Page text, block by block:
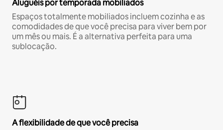
Aluguéis por temporada mobiliados
Espaços totalmente mobiliados incluem cozinha e as
comodidades de que você precisa para viver bem por
um mês ou mais. É a alternativa perfeita para uma
sublocação.
A flexibilidade de que você precisa